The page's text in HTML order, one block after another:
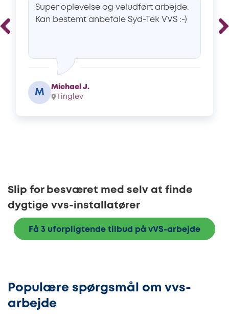
Super oplevelse og veludført arbejde.
Kan bestemt anbefale Syd-Tek VVS :-)
M
Michael J.
Tinglev
Slip for besværet med selv at finde
dygtige vvs-installatører
Få 3 uforpligtende tilbud på vVS-arbejde
Populære spørgsmål om vvs-
arbejde